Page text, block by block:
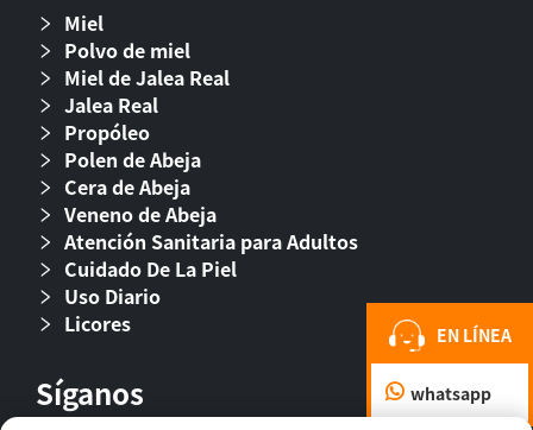
EN LÍNEA
whatsapp
Miel
Polvo de miel
Miel de Jalea Real
Jalea Real
Propóleo
Polen de Abeja
Cera de Abeja
Veneno de Abeja
Atención Sanitaria para Adultos
Cuidado De La Piel
Uso Diario
Licores
Síganos